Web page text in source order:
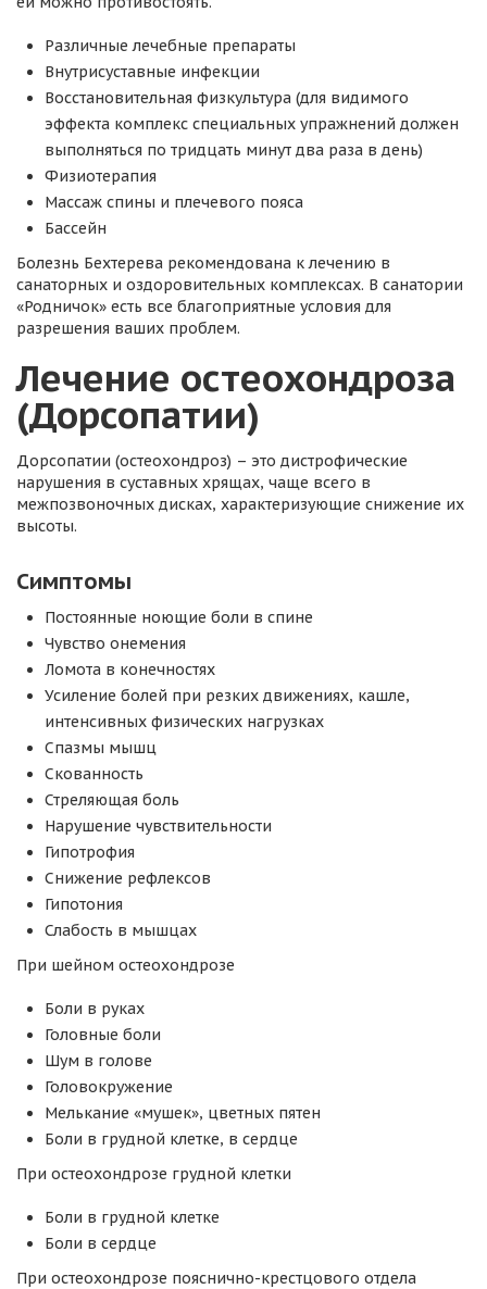
Различные лечебные препараты
Внутрисуставные инфекции
Восстановительная физкультура (для видимого
эффекта комплекс специальных упражнений должен
выполняться по тридцать минут два раза в день)
Физиотерапия
Массаж спины и плечевого пояса
Бассейн
Болезнь Бехтерева рекомендована к лечению в
санаторных и оздоровительных комплексах. В санатории
«Родничок» есть все благоприятные условия для
разрешения ваших проблем.
Лечение остеохондроза
(Дорсопатии)
Дорсопатии (остеохондроз) – это дистрофические
нарушения в суставных хрящах, чаще всего в
межпозвоночных дисках, характеризующие снижение их
высоты.
Симптомы
Постоянные ноющие боли в спине
Чувство онемения
Ломота в конечностях
Усиление болей при резких движениях, кашле,
интенсивных физических нагрузках
Спазмы мышц
Скованность
Стреляющая боль
Нарушение чувствительности
Гипотрофия
Снижение рефлексов
Гипотония
Слабость в мышцах
При шейном остеохондрозе
Боли в руках
Головные боли
Шум в голове
Головокружение
Мелькание «мушек», цветных пятен
Боли в грудной клетке, в сердце
При остеохондрозе грудной клетки
Боли в грудной клетке
Боли в сердце
При остеохондрозе пояснично-крестцового отдела